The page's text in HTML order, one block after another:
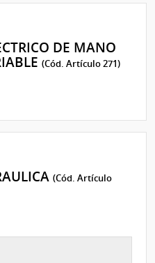
DE MANO
(Cód. Artículo 271)
(Cód. Artículo